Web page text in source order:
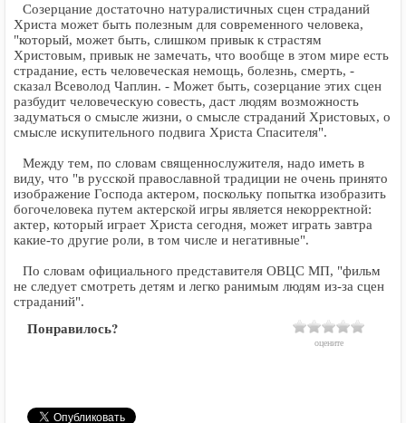
Созерцание достаточно натуралистичных сцен страданий
Христа может быть полезным для современного человека,
"который, может быть, слишком привык к страстям
Христовым, привык не замечать, что вообще в этом мире есть
страдание, есть человеческая немощь, болезнь, смерть, -
сказал Всеволод Чаплин. - Может быть, созерцание этих сцен
разбудит человеческую совесть, даст людям возможность
задуматься о смысле жизни, о смысле страданий Христовых, о
смысле искупительного подвига Христа Спасителя".
Между тем, по словам священнослужителя, надо иметь в
виду, что "в русской православной традиции не очень принято
изображение Господа актером, поскольку попытка изобразить
богочеловека путем актерской игры является некорректной:
актер, который играет Христа сегодня, может играть завтра
какие-то другие роли, в том числе и негативные".
По словам официального представителя ОВЦС МП, "фильм
не следует смотреть детям и легко ранимым людям из-за сцен
страданий".
Понравилось?
оцените